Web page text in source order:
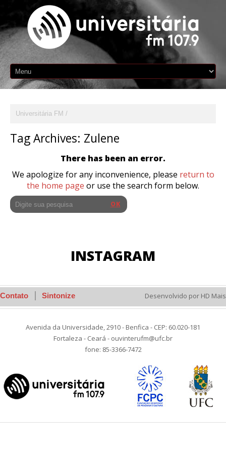
Universitária FM
Tag Archives: Zulene
There has been an error.
We apologize for any inconvenience, please return to
the home page or use the search form below.
INSTAGRAM
Contato Sintonize Desenvolvido por HD Mais
Avenida da Universidade, 2910 - Benfica - CEP: 60.020-181
Fortaleza - Ceará - ouvinterufm@ufc.br
fone: 85-3366-7472